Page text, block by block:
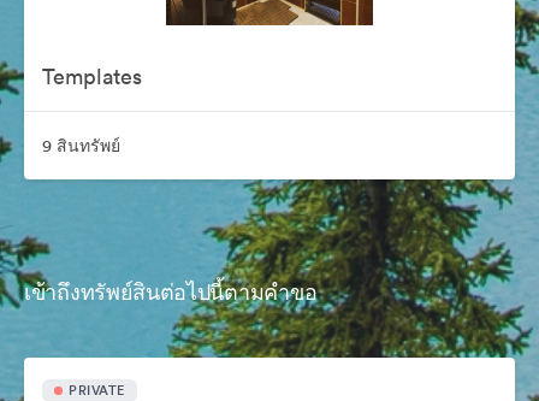
Templates
9 สินทรัพย์
เข้าถึงทรัพย์สินต่อไปนี้ตามคำขอ
PRIVATE